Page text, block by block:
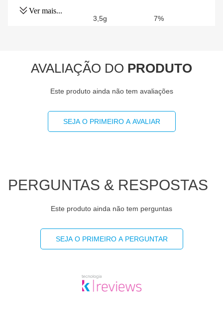
3,5g 7%
Gorduras Saturadas 1g 5%
Gorduras trans 0g **
2,2g 9%
ou 8400kj. Seus valores podem ser maiores ou
Ver mais...
AVALIAÇÃO DO PRODUTO
Este produto ainda não tem avaliações
SEJA O PRIMEIRO A AVALIAR
PERGUNTAS & RESPOSTAS
Este produto ainda não tem perguntas
SEJA O PRIMEIRO A PERGUNTAR